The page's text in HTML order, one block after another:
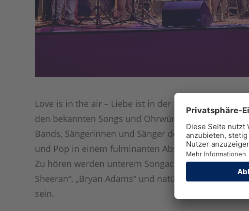
Love is in the air – Liebe ist in der Luft. Und nicht
den bekannten Songs und Ohrwürmern um dieses
Bands, Sängerinnen und Sänger der PopAkademie
und Pop in einem fulminanten Abschlusskonzert
Zu hören werden unterem Songacts von „The Cure“,
Sheeran“, „Bryan Adams“ und natürlich John Paul
sein.